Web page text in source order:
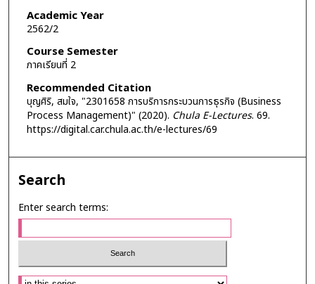
Academic Year
2562/2
Course Semester
ภาคเรียนที่ 2
Recommended Citation
บุญศิริ, สมใจ, "2301658 การบริการกระบวนการธุรกิจ (Business
Process Management)" (2020). Chula E-Lectures. 69.
https://digital.car.chula.ac.th/e-lectures/69
Search
Enter search terms:
Select context to search: